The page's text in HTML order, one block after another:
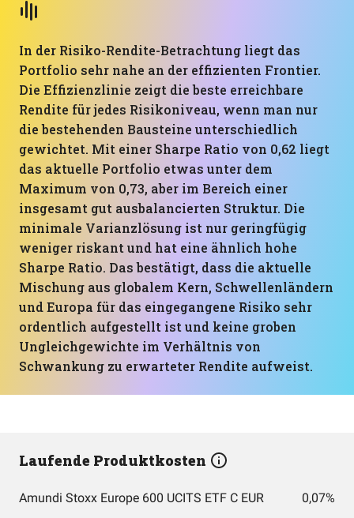
In der Risiko-Rendite-Betrachtung liegt das
Portfolio sehr nahe an der effizienten Frontier.
Die Effizienzlinie zeigt die beste erreichbare
Rendite für jedes Risikoniveau, wenn man nur
die bestehenden Bausteine unterschiedlich
gewichtet. Mit einer Sharpe Ratio von 0,62 liegt
das aktuelle Portfolio etwas unter dem
Maximum von 0,73, aber im Bereich einer
insgesamt gut ausbalancierten Struktur. Die
minimale Varianzlösung ist nur geringfügig
weniger riskant und hat eine ähnlich hohe
Sharpe Ratio. Das bestätigt, dass die aktuelle
Mischung aus globalem Kern, Schwellenländern
und Europa für das eingegangene Risiko sehr
ordentlich aufgestellt ist und keine groben
Ungleichgewichte im Verhältnis von
Schwankung zu erwarteter Rendite aufweist.
Laufende Produktkosten
Amundi Stoxx Europe 600 UCITS ETF C EUR 0,07%